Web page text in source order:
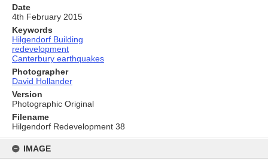
content
IMAGE
Date
4th February 2015
Keywords
Hilgendorf Building
redevelopment
Canterbury earthquakes
Photographer
David Hollander
Version
Photographic Original
Filename
Hilgendorf Redevelopment 38